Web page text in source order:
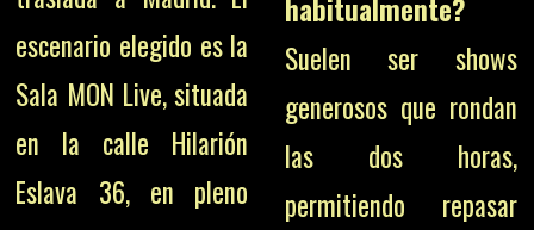
escenario elegido es la
Sala MON Live, situada
en la calle Hilarión
Eslava 36, en pleno
habitualmente?
Suelen ser shows
generosos que rondan
las dos horas,
permitiendo repasar